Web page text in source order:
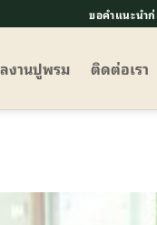
ขอคำแนะนำ
งานปูพรม ติดต่อเรา